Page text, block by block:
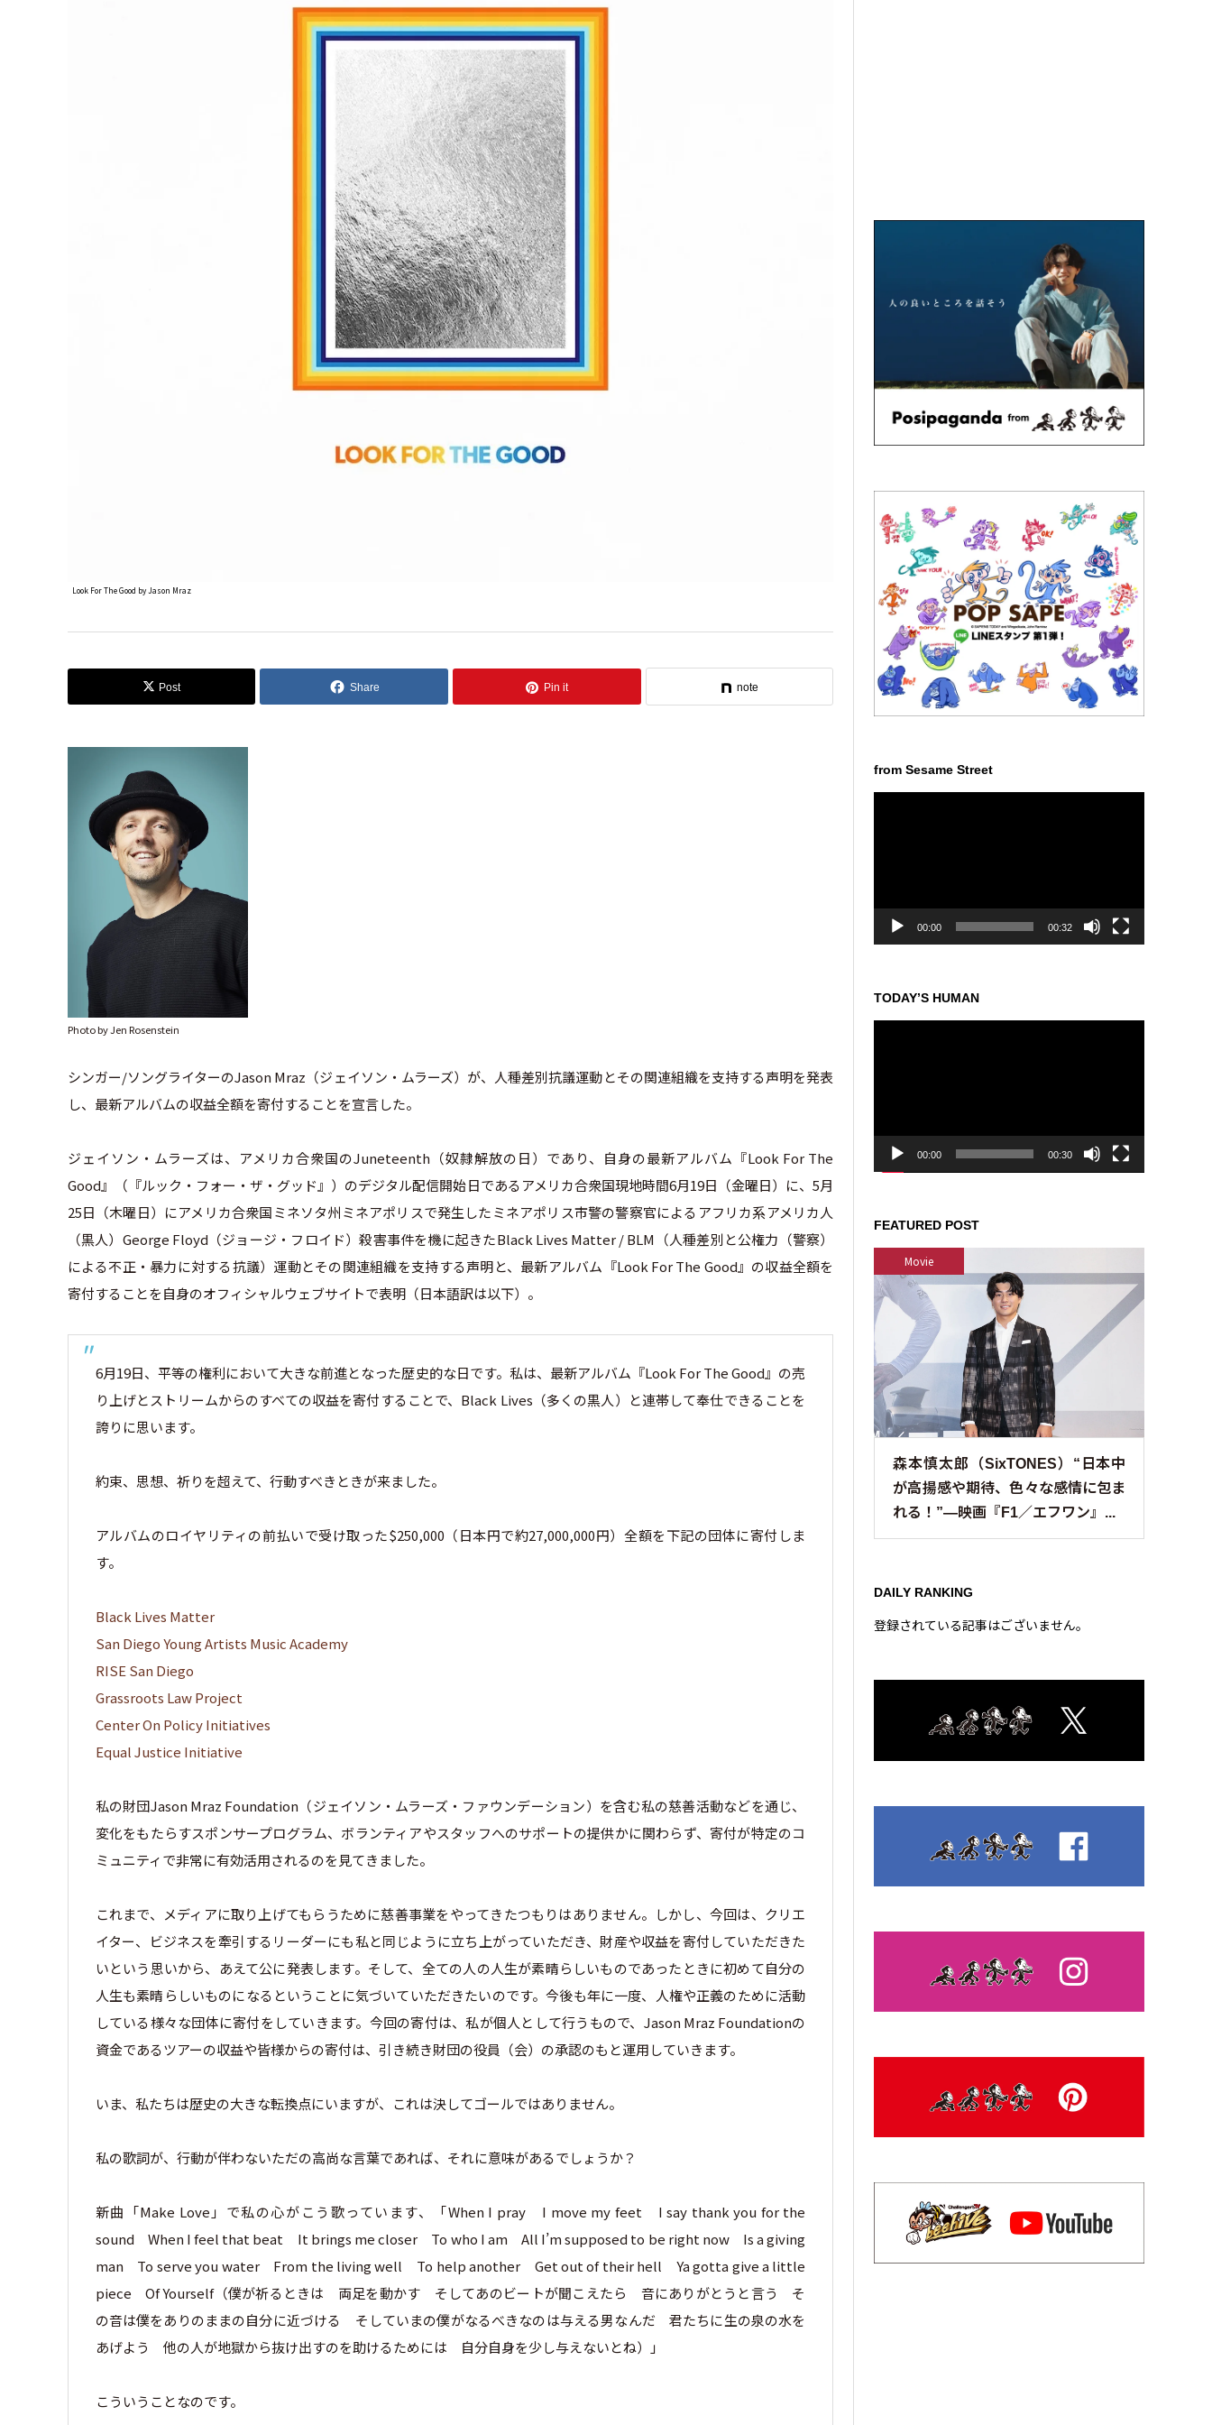
Look For The Good by Jason Mraz
Post Share Pin it note
Photo by Jen Rosenstein
シンガー/ソングライターのJason Mraz（ジェイソン・ムラーズ）が、人種差別抗議運動とその関連組織を支持する声明を発表
し、最新アルバムの収益全額を寄付することを宣言した。
ジェイソン・ムラーズは、アメリカ合衆国のJuneteenth（奴隷解放の日）であり、自身の最新アルバム『Look For The
Good』（『ルック・フォー・ザ・グッド』）のデジタル配信開始日であるアメリカ合衆国現地時間6月19日（金曜日）に、5月
25日（木曜日）にアメリカ合衆国ミネソタ州ミネアポリスで発生したミネアポリス市警の警察官によるアフリカ系アメリカ人
（黒人）George Floyd（ジョージ・フロイド）殺害事件を機に起きたBlack Lives Matter / BLM（人種差別と公権力（警察）
による不正・暴力に対する抗議）運動とその関連組織を支持する声明と、最新アルバム『Look For The Good』の収益全額を
寄付することを自身のオフィシャルウェブサイトで表明（日本語訳は以下）。
6月19日、平等の権利において大きな前進となった歴史的な日です。私は、最新アルバム『Look For The Good』の売
り上げとストリームからのすべての収益を寄付することで、Black Lives（多くの黒人）と連帯して奉仕できることを
誇りに思います。
約束、思想、祈りを超えて、行動すべきときが来ました。
アルバムのロイヤリティの前払いで受け取った$250,000（日本円で約27,000,000円）全額を下記の団体に寄付しま
す。
Black Lives Matter
San Diego Young Artists Music Academy
RISE San Diego
Grassroots Law Project
Center On Policy Initiatives
Equal Justice Initiative
私の財団Jason Mraz Foundation（ジェイソン・ムラーズ・ファウンデーション）を含む私の慈善活動などを通じ、
変化をもたらすスポンサープログラム、ボランティアやスタッフへのサポートの提供かに関わらず、寄付が特定のコ
ミュニティで非常に有効活用されるのを見てきました。
これまで、メディアに取り上げてもらうために慈善事業をやってきたつもりはありません。しかし、今回は、クリエ
イター、ビジネスを牽引するリーダーにも私と同じように立ち上がっていただき、財産や収益を寄付していただきた
いという思いから、あえて公に発表します。そして、全ての人の人生が素晴らしいものであったときに初めて自分の
人生も素晴らしいものになるということに気づいていただきたいのです。今後も年に一度、人権や正義のために活動
している様々な団体に寄付をしていきます。今回の寄付は、私が個人として行うもので、Jason Mraz Foundationの
資金であるツアーの収益や皆様からの寄付は、引き続き財団の役員（会）の承認のもと運用していきます。
いま、私たちは歴史の大きな転換点にいますが、これは決してゴールではありません。
私の歌詞が、行動が伴わないただの高尚な言葉であれば、それに意味があるでしょうか？
新曲「Make Love」で私の心がこう歌っています、「When I pray I move my feet I say thank you for the
sound When I feel that beat It brings me closer To who I am All I’m supposed to be right now Is a giving
man To serve you water From the living well To help another Get out of their hell Ya gotta give a little
piece Of Yourself（僕が祈るときは 両足を動かす そしてあのビートが聞こえたら 音にありがとうと言う そ
の音は僕をありのままの自分に近づける そしていまの僕がなるべきなのは与える男なんだ 君たちに生の泉の水を
あげよう 他の人が地獄から抜け出すのを助けるためには 自分自身を少し与えないとね）」
こういうことなのです。
from Sesame Street
00:00 00:32
TODAY’S HUMAN
00:00 00:30
FEATURED POST
Movie
森本慎太郎（SixTONES）“日本中
が高揚感や期待、色々な感情に包ま
れる！”—映画『F1／エフワン』...
DAILY RANKING
登録されている記事はございません。